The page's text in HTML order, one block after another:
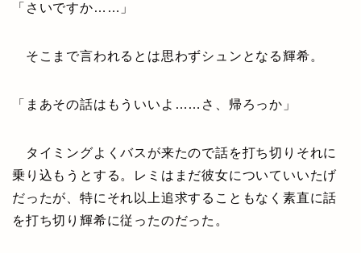
「さいですか……」
そこまで言われるとは思わずシュンとなる輝希。
「まあその話はもういいよ……さ、帰ろっか」
タイミングよくバスが来たので話を打ち切りそれに
乗り込もうとする。レミはまだ彼女についていいたげ
だったが、特にそれ以上追求することもなく素直に話
を打ち切り輝希に従ったのだった。